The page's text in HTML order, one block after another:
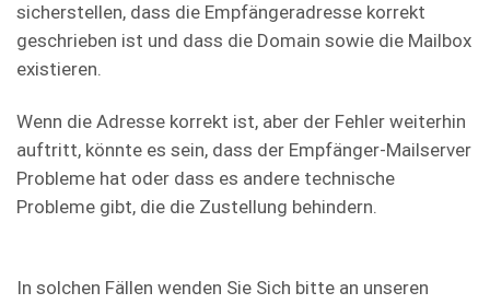
sicherstellen, dass die Empfängeradresse korrekt
geschrieben ist und dass die Domain sowie die Mailbox
existieren.
Wenn die Adresse korrekt ist, aber der Fehler weiterhin
auftritt, könnte es sein, dass der Empfänger-Mailserver
Probleme hat oder dass es andere technische
Probleme gibt, die die Zustellung behindern.
In solchen Fällen wenden Sie Sich bitte an unseren